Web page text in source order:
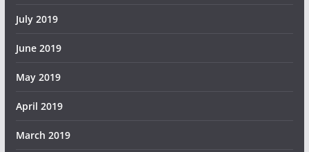
July 2019
June 2019
May 2019
April 2019
March 2019